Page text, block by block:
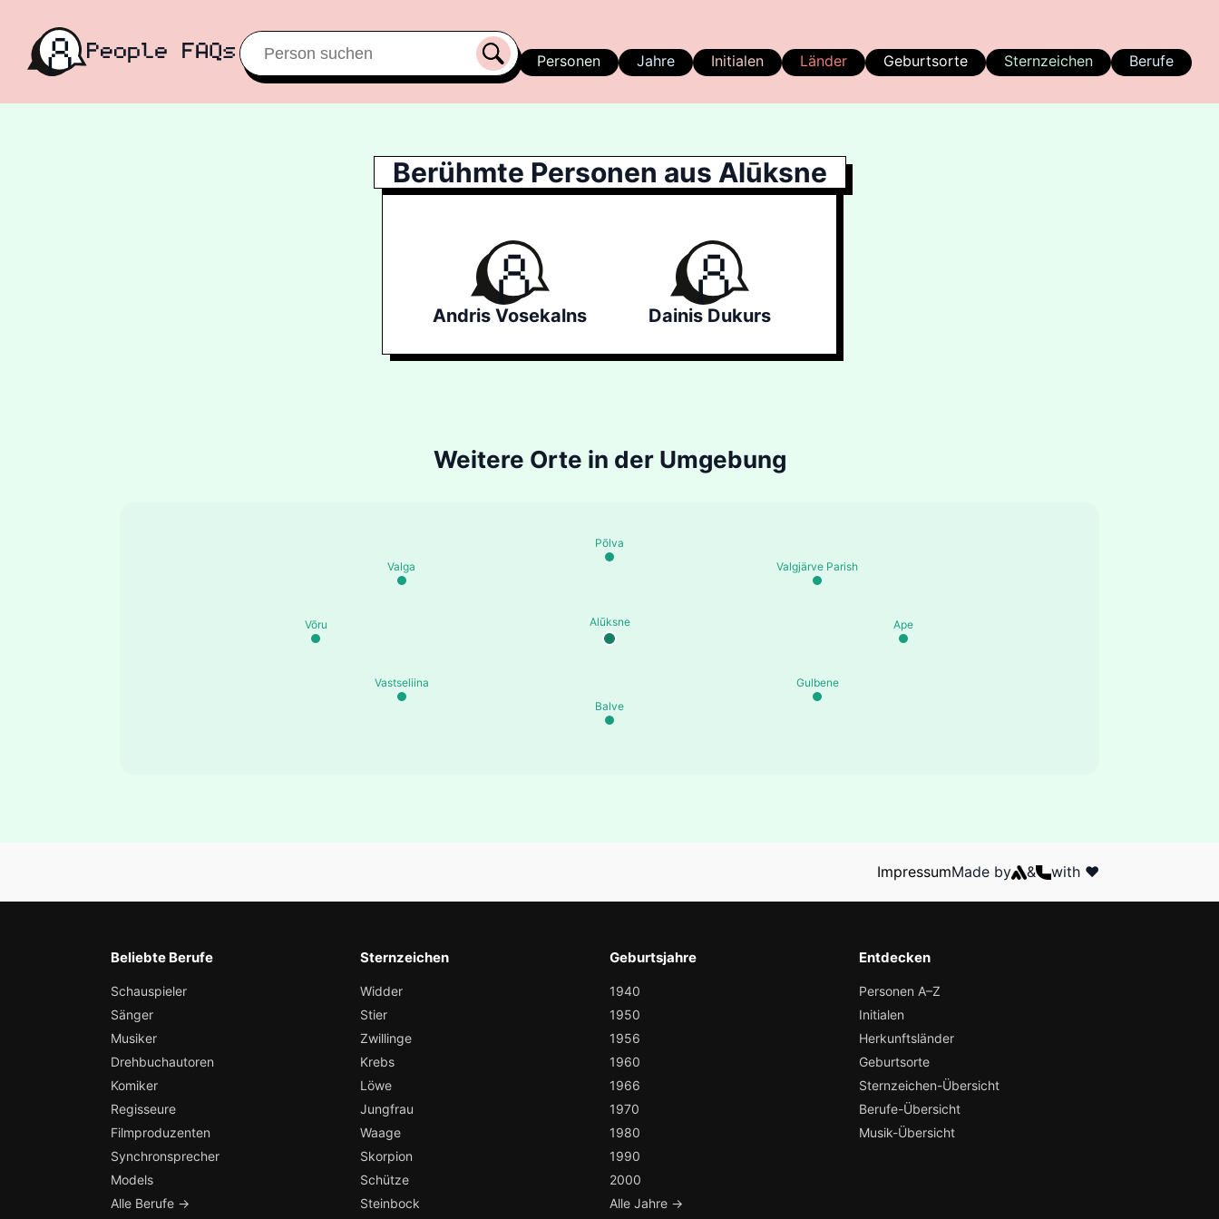
Personen Jahre Initialen Länder Geburtsorte Sternzeichen Berufe
Berühmte Personen aus Alūksne
Andris Vosekalns Dainis Dukurs
Weitere Orte in der Umgebung
Alūksne Ape
Gulbene
Balve
Vastseliina
Võru
Valga
Põlva
Valgjärve Parish
ImpressumMade by & with ❤️
Beliebte Berufe
Schauspieler
Sänger
Musiker
Drehbuchautoren
Komiker
Regisseure
Filmproduzenten
Synchronsprecher
Models
Alle Berufe →
Sternzeichen
Widder
Stier
Zwillinge
Krebs
Löwe
Jungfrau
Waage
Skorpion
Schütze
Steinbock
Geburtsjahre
1940
1950
1956
1960
1966
1970
1980
1990
2000
Alle Jahre →
Entdecken
Personen A–Z
Initialen
Herkunftsländer
Geburtsorte
Sternzeichen-Übersicht
Berufe-Übersicht
Musik-Übersicht